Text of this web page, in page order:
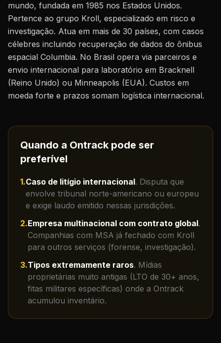
mundo, fundada em 1985 nos Estados Unidos.
Pertence ao grupo Kroll, especializado em risco e
investigação. Atua em mais de 30 países, com casos
célebres incluindo recuperação de dados do ônibus
espacial Columbia. No Brasil opera via parceiros e
envio internacional para laboratório em Bracknell
(Reino Unido) ou Minneapolis (EUA). Custos em
moeda forte e prazos somam logística internacional.
Quando a Ontrack pode ser
preferível
1.Caso de litígio internacional. Disputa que
envolve tribunal norte-americano ou europeu
e exige laudo emitido nessas jurisdições.
2.Empresa multinacional com contrato global.
Companhias com MSA já fechado com Kroll
para outros serviços (forense, investigação).
3.Tipos extremamente raros. Mídias
proprietárias muito antigas (LTO de 30+ anos,
fitas militares específicas) onde a Ontrack
acumulou inventário.